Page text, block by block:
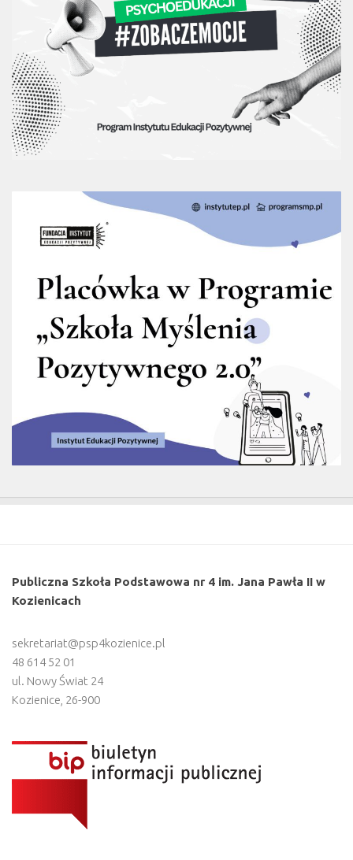
Publiczna Szkoła Podstawowa nr 4 im. Jana Pawła II w
Kozienicach
sekretariat@psp4kozienice.pl
48 614 52 01
ul. Nowy Świat 24
Kozienice 26-900